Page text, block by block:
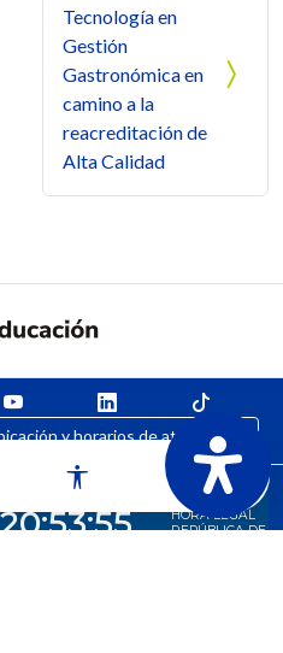
Tecnología en
Gestión
Gastronómica en
camino a la
reacreditación de
Alta Calidad
y horarios de atención